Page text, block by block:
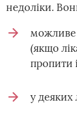
недоліки.
можливе
(якщо
пропити
у деяких